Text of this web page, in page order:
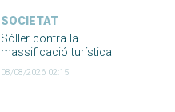
SOCIETAT
Sóller contra la
massificació turística
08/08/2026 02:15